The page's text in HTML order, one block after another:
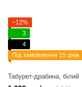
−12%
3
4
Під замовлення 15 днів
Табурет-драбина, білий